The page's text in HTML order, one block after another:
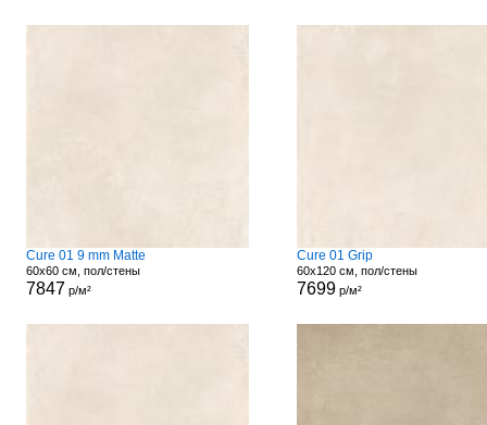
Cure 01 9 mm Matte
60x60 см, пол/стены
7847 р/м²
Cure 01 Grip
60x120 см, пол/стены
7699р/м²